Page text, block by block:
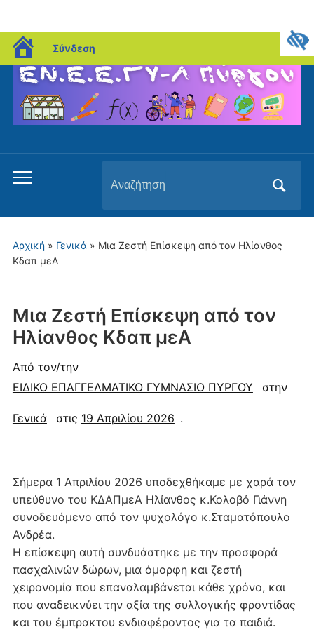
blogs.sch.gr
Σύνδεση
Εναλλαγή
μενού
για
κινητά
για:
Αρχική» Γενικά » Μια Ζεστή Επίσκεψη από τον Ηλίανθος
Κδαπ μεΑ
Μια Ζεστή Επίσκεψη από τον
Ηλίανθος Κδαπ μεΑ
Από τον/την
ΕΙΔΙΚΟ ΕΠΑΓΓΕΛΜΑΤΙΚΟ ΓΥΜΝΑΣΙΟ ΠΥΡΓΟΥ
στην
Γενικά στις 19 Απριλίου 2026 .
​Σήμερα 1 Απριλίου 2026 υποδεχθήκαμε με χαρά τον
υπεύθυνο του ΚΔΑΠμεΑ Ηλίανθος κ.Κολοβό Γιάννη
συνοδευόμενο από τον ψυχολόγο κ.Σταματόπουλο
Ανδρέα.
Η επίσκεψη αυτή συνδυάστηκε με την προσφορά
πασχαλινών δώρων, μια όμορφη και ζεστή
χειρονομία που επαναλαμβάνεται κάθε χρόνο, και
που αναδεικνύει την αξία της συλλογικής φροντίδας
και του έμπρακτου ενδιαφέροντος για τα παιδιά.